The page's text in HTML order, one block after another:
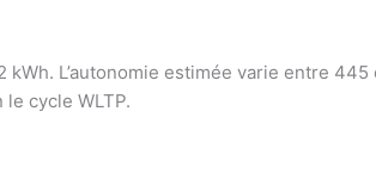
kWh. L’autonomie estimée varie entre
cycle WLTP.